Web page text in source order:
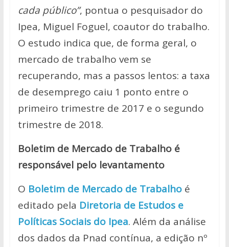
cada público”, pontua o pesquisador do
Ipea, Miguel Foguel, coautor do trabalho.
O estudo indica que, de forma geral, o
mercado de trabalho vem se
recuperando, mas a passos lentos: a taxa
de desemprego caiu 1 ponto entre o
primeiro trimestre de 2017 e o segundo
trimestre de 2018.
Boletim de Mercado de Trabalho é
responsável pelo levantamento
O Boletim de Mercado de Trabalhoé
editado pela Diretoria de Estudos e
Políticas Sociais do Ipea. Além da análise
dos dados da Pnad contínua, a edição nº